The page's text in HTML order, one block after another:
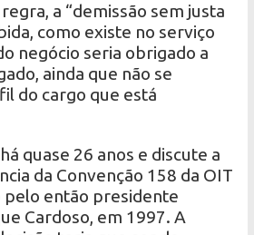
a “demissão sem justa
como existe no serviço
negócio seria obrigado a
ainda que não se
do cargo que está
quase 26 anos e discute a
da Convenção 158 da OIT
então presidente
Cardoso, em 1997. A